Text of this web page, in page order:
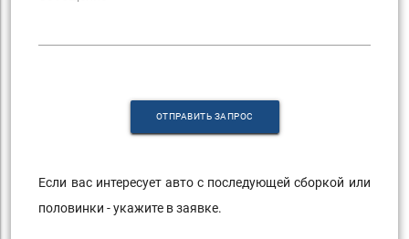
ОТПРАВИТЬ ЗАПРОС
Если вас интересует авто с последующей сборкой или
половинки - укажите в заявке.